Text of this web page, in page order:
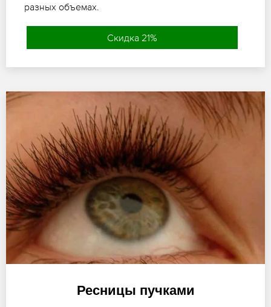
разных объемах.
Скидка 21%
Ресницы пучками